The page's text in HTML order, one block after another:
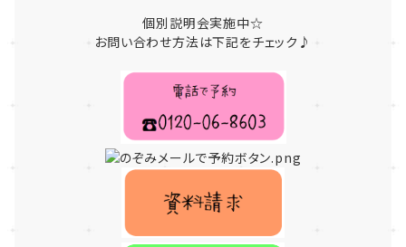
個別説明会実施中☆
お問い合わせ方法は下記をチェック♪